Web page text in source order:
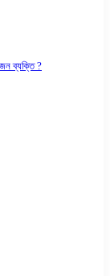
ব্যক্তি ?